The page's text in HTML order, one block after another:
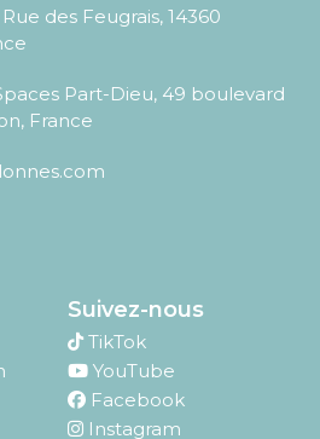
Rue des Feugrais, 14360
Part-Dieu, 49 boulevard
France
Suivez-nous
TikTok
YouTube
Facebook
Instagram